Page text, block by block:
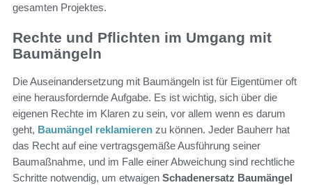
gesamten Projektes.
Rechte und Pflichten im Umgang mit
Baumängeln
Die Auseinandersetzung mit Baumängeln ist für Eigentümer oft
eine herausfordernde Aufgabe. Es ist wichtig, sich über die
eigenen Rechte im Klaren zu sein, vor allem wenn es darum
geht, Baumängel reklamieren zu können. Jeder Bauherr hat
das Recht auf eine vertragsgemäße Ausführung seiner
Baumaßnahme, und im Falle einer Abweichung sind rechtliche
Schritte notwendig, um etwaigen Schadenersatz Baumängel